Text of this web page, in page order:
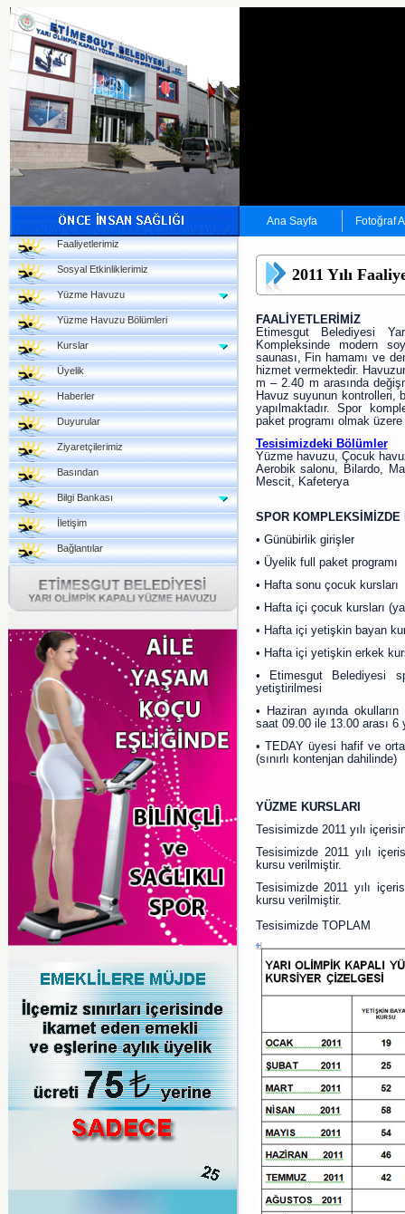
Ana Sayfa Fotoğraf
Faaliyetlerimiz
Sosyal Etkinliklerimiz
Yüzme Havuzu
Yüzme Havuzu Bölümleri
Kurslar
Üyelik
Haberler
Duyurular
Ziyaretçilerimiz
Basından
Bilgi Bankası
İletişim
Bağlantılar
2011 Yılı
FAALİYETLERİMİZ
Etimesgut Belediyesi
Kompleksinde modern
saunası, Fin hamamı ve
hizmet vermektedir.
m – 2.40 m arasında
Havuz suyunun kontrolleri,
yapılmaktadır. Spor
paket programı olmak
Tesisimizdeki Bölümler
Yüzme havuzu, Çocuk
Aerobik salonu, Bilardo,
Mescit, Kafeterya
SPOR
• Günübirlik girişler
• Üyelik full paket programı
• Hafta sonu çocuk kursları
• Hafta içi çocuk kursları
• Hafta içi yetişkin bayan
• Hafta içi yetişkin erkek
• Etimesgut Belediyesi
yetiştirilmesi
• Haziran ayında
saat 09.00 ile 13.00 arası
• TEDAY üyesi hafif ve
(sınırlı kontenjan dahilinde)
YÜZME KURSLARI
Tesisimizde 2011 yılı
Tesisimizde 2011 yılı
kursu verilmiştir.
Tesisimizde 2011 yılı
kursu verilmiştir.
Tesisimizde TOPLAM